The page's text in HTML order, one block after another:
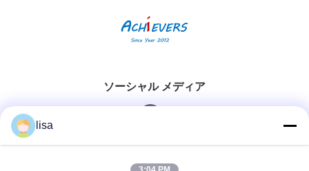
ソーシャル メディア
迅速な連絡
lisa